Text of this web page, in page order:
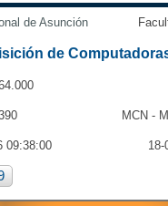
de Asunción
de
MCN -
09:38:00 18-